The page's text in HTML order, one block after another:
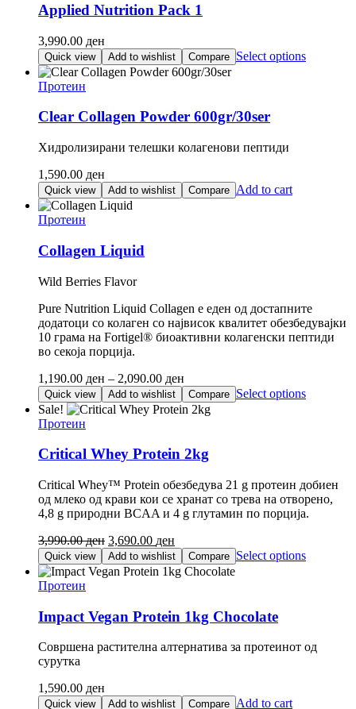
be
Applied Nutrition Pack 1
3,990.00 ден
Quick view Add to wishlist Compare Select optionsThis
Протеин
Clear Collagen Powder 600gr/30ser
Хидролизирани телешки колагенови пептиди
1,590.00 ден
Quick view Add to wishlist Compare Add to cart
Протеин
Collagen Liquid
Wild Berries Flavor
Pure Nutrition Liquid Collagen е еден од достапните
додатоци со колаген со највисок квалитет обезбедувајки
10 грама на Fortigel® биоактивни колагенски пептиди
во секоја порција.
1,190.00 ден – 2,090.00 ден
range:
1,190.00 ден
through
Quick view Add to wishlist Compare Select optionsThis
options
may
be
chosen
product
Sale!
Протеин
Critical Whey Protein 2kg
Critical Whey™ Protein обезбедува 21 g протеин добиен
од млеко од крави кои се хранат со трева на отворено,
4,8 g природни BCAA и 4 g глутамин по порција.
3,990.00ден Original
price
was:
3,990.00 ден.
3,690.00 ден
price
is:
3,690.00 ден.
Quick view Add to wishlist Compare Select optionsThis
may
Протеин
Impact Vegan Protein 1kg Chocolate
Совршена растителна алтернатива за протеинот од
сурутка
1,590.00 ден
Quick view Add to wishlist Compare Add to cart